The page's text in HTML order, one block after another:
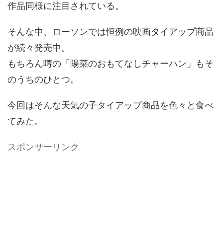
作品同様に注目されている。
そんな中、ローソンでは恒例の映画タイアップ商品
が続々発売中。
もちろん噂の「陽菜のおもてなしチャーハン」もそ
のうちのひとつ。
今回はそんな天気の子タイアップ商品を色々と食べ
てみた。
スポンサーリンク